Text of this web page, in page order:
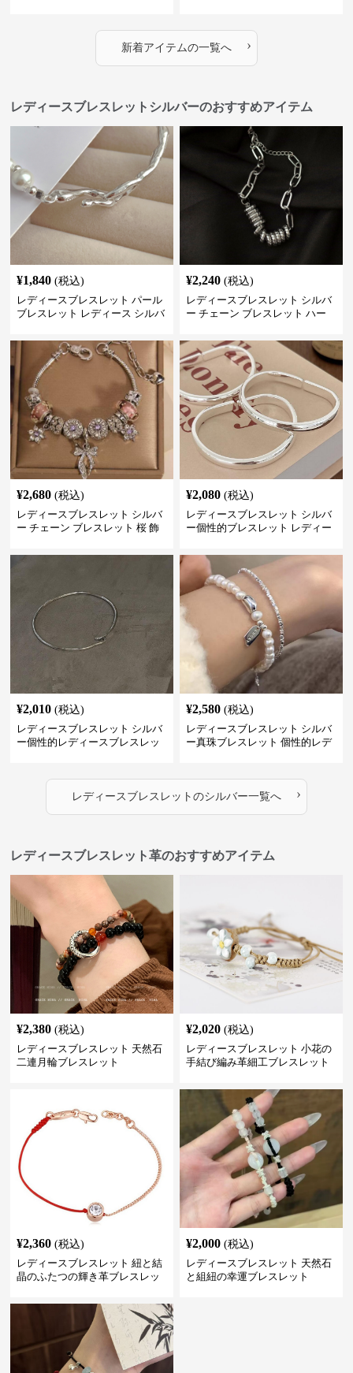
新着アイテムの一覧へ ›
レディースブレスレットシルバーのおすすめアイテム
¥1,840 (税込)
レディースブレスレット パール
ブレスレット レディース シルバ
¥2,240 (税込)
レディースブレスレット シルバ
ー チェーン ブレスレット ハー
¥2,680 (税込)
レディースブレスレット シルバ
ー チェーン ブレスレット 桜 飾
¥2,080 (税込)
レディースブレスレット シルバ
ー個性的ブレスレット レディー
¥2,010 (税込)
レディースブレスレット シルバ
ー個性的レディースブレスレッ
¥2,580 (税込)
レディースブレスレット シルバ
ー真珠ブレスレット 個性的レデ
レディースブレスレット のシルバー一覧へ ›
レディースブレスレット革のおすすめアイテム
¥2,380 (税込)
レディースブレスレット 天然石
二連月輪ブレスレット
¥2,020 (税込)
レディースブレスレット 小花の
手結び編み革細工ブレスレット
¥2,360 (税込)
レディースブレスレット 紐と結
晶のふたつの輝き革ブレスレッ
¥2,000 (税込)
レディースブレスレット 天然石
と組紐の幸運ブレスレット